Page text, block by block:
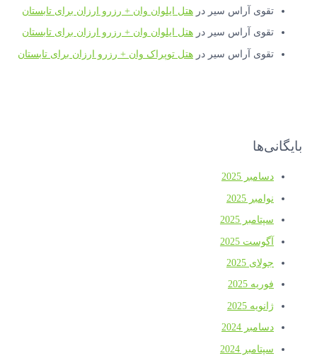
تقوی آراس سیر درهتل ایلوان وان + رزرو ارزان برای تابستان
تقوی آراس سیر درهتل ایلوان وان + رزرو ارزان برای تابستان
تقوی آراس سیر درهتل توپراک وان + رزرو ارزان برای تابستان
بایگانی‌ها
دسامبر 2025
نوامبر 2025
سپتامبر 2025
آگوست 2025
جولای 2025
فوریه 2025
ژانویه 2025
دسامبر 2024
سپتامبر 2024